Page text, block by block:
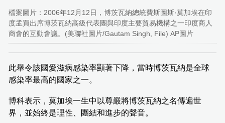
檔案圖片：2006年12月12日，博茨瓦納總統費斯圖斯·莫加埃在印
度孟買出席博茨瓦納高級代表團與印度主要貿易機構之一印度商人
商會的互動會議。(美聯社圖片/Gautam Singh, File) AP圖片
此舉令該國愛滋病感染率顯著下降，當時博茨瓦納是全球
感染率最高的國家之一。
博科表示，莫加埃一生中以尊嚴將博茨瓦納之名傳遍世
界，並始終是理性、團結和進步的聲音。